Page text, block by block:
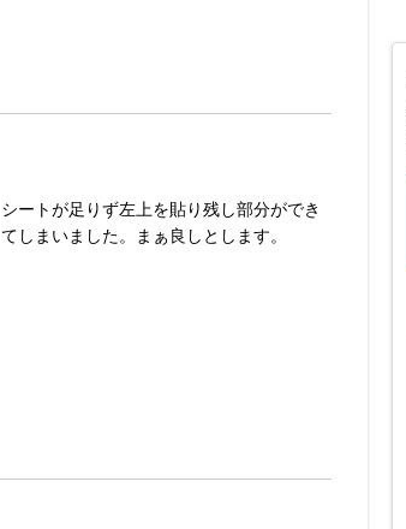
シートが足りず左上を貼り残し部分ができ
てしまいました。まぁ良しとします。